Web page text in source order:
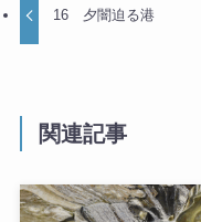
16 夕闇迫る港
関連記事